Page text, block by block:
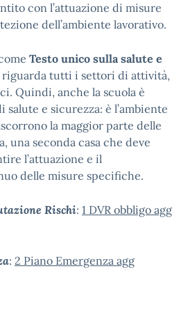
con l’attuazione di misure
dell’ambiente lavorativo.
Testo unico sulla salute e
riguarda tutti i settori di attività,
Quindi, anche la scuola è
salute e sicurezza: è l’ambiente
la maggior parte delle
una seconda casa che deve
l’attuazione e il
delle misure specifiche.
Rischi: 1 DVR obbligo agg
: 2 Piano Emergenza agg